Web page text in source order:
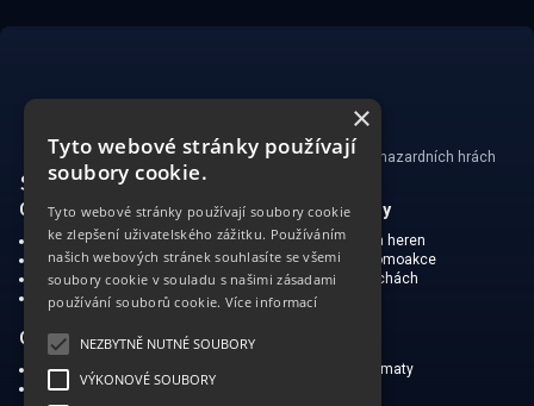
Ministerstvo financí varuje: Účastí na hazardních hrách
může vzniknout závislost!
CasinoSearch
O nás
Zodpovědné hraní
Ochrana soukromí
Omezená zodpovědnost
Kasina a herny
Mapa kasin a heren
Bonusy a promoakce
O hraní v Čechách
Online kasina
Oblíbené české kasina
Kasinové bonusy
Výherní automaty
×
Tyto webové stránky používají
soubory cookie.
Tyto webové stránky používají soubory cookie
ke zlepšení uživatelského zážitku. Používáním
našich webových stránek souhlasíte se všemi
soubory cookie v souladu s našimi zásadami
používání souborů cookie. Více informací
NEZBYTNĚ NUTNÉ SOUBORY
VÝKONOVÉ SOUBORY